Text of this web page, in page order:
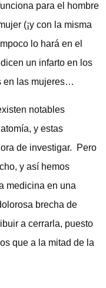
para el hombre
(¡y con la misma
lo hará en el
un infarto en los
en las mujeres…
notables
y estas
de investigar. Pero
y así hemos
medicina en una
brecha de
a cerrarla, puesto
que a la mitad de la